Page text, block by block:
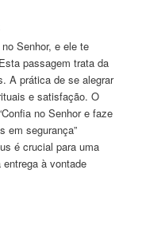
Senhor, e ele te
passagem trata da
A prática de se alegrar
e satisfação. O
no Senhor e faze
em segurança”
é crucial para uma
à vontade